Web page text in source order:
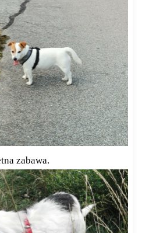
zabawa.